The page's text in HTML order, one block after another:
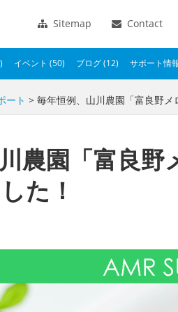
Sitemap Contact
イベント (50) ブログ (12) サポート情
ート > 毎年恒例、山川農園「富良野メ
農園「富良野
た！